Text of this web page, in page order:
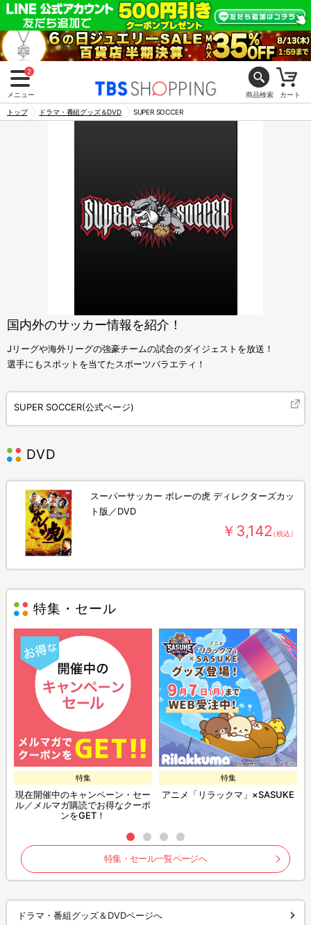
2
メニュー 商品検索 カート
トップ ドラマ・番組グッズ＆DVD SUPER SOCCER
国内外のサッカー情報を紹介！
Jリーグや海外リーグの強豪チームの試合のダイジェストを放送！
選手にもスポットを当てたスポーツバラエティ！
SUPER SOCCER(公式ページ)
DVD
スーパーサッカー ボレーの虎 ディレクターズカッ
ト版／DVD
￥3,142（税込）
特集・セール
特集
現在開催中のキャンペーン・セー
ル／メルマガ購読でお得なクーポ
ンをGET！
特集
アニメ「リラックマ」×SASUKE
特集・セール一覧ページへ
ドラマ・番組グッズ＆DVDページへ